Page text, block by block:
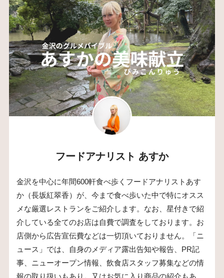
フードアナリスト あすか
金沢を中心に年間600軒食べ歩くフードアナリストあす
か（長坂紅翠香）が、今まで食べ歩いた中で特にオスス
メな厳選レストランをご紹介します。なお、星付きで紹
介している全てのお店は自費で調査をしております。お
店側から広告宣伝費などは一切頂いておりません。「ニ
ュース」では、自身のメディア露出告知や報告、PR記
事、ニューオープン情報、飲食店スタッフ募集などの情